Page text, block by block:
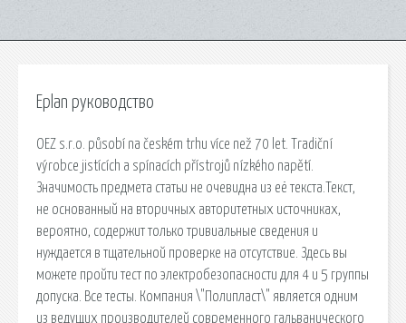
Eplan руководство
OEZ s.r.o. působí na českém trhu více než 70 let. Tradiční
výrobce jistících a spínacích přístrojů nízkého napětí.
Значимость предмета статьи не очевидна из её текста.Текст,
не основанный на вторичных авторитетных источниках,
вероятно, содержит только тривиальные сведения и
нуждается в тщательной проверке на отсутствие. Здесь вы
можете пройти тест по электробезопасности для 4 и 5 группы
допуска. Все тесты. Компания \"Полипласт\" является одним
из ведущих производителей современного гальванического